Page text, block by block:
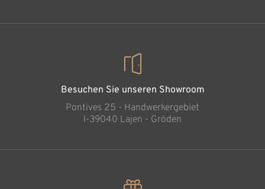
Besuchen Sie unseren Showroom
Pontives 25 - Handwerkergebiet
l-39040 Lajen - Gröden